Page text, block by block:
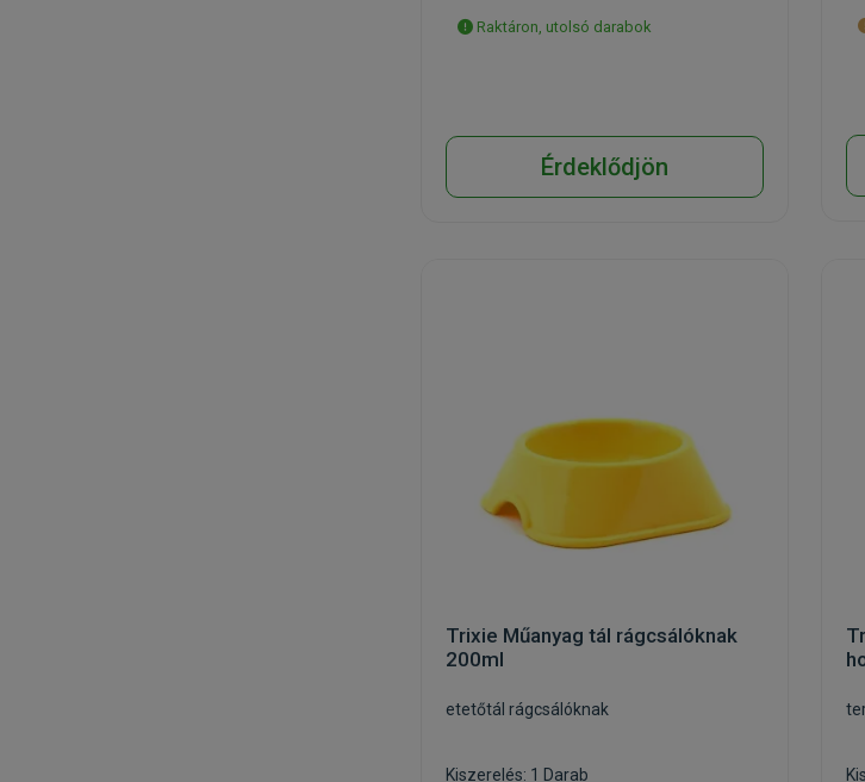
Raktáron, utolsó darabok
Érdeklődjön
Trixie Műanyag tál rágcsálóknak
200ml
etetőtál rágcsálóknak
Kiszerelés: 1 Darab